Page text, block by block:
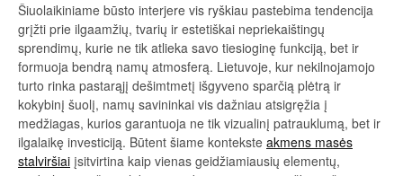
Šiuolaikiniame būsto interjere vis ryškiau pastebima tendencija
grįžti prie ilgaamžių, tvarių ir estetiškai nepriekaištingų
sprendimų, kurie ne tik atlieka savo tiesioginę funkciją, bet ir
formuoja bendrą namų atmosferą. Lietuvoje, kur nekilnojamojo
turto rinka pastarąjį dešimtmetį išgyveno sparčią plėtrą ir
kokybinį šuolį, namų savininkai vis dažniau atsigręžia į
medžiagas, kurios garantuoja ne tik vizualinį patrauklumą, bet ir
ilgalaikę investiciją. Būtent šiame kontekste akmens masės
stalviršiai įsitvirtina kaip vienas geidžiamiausių elementų,